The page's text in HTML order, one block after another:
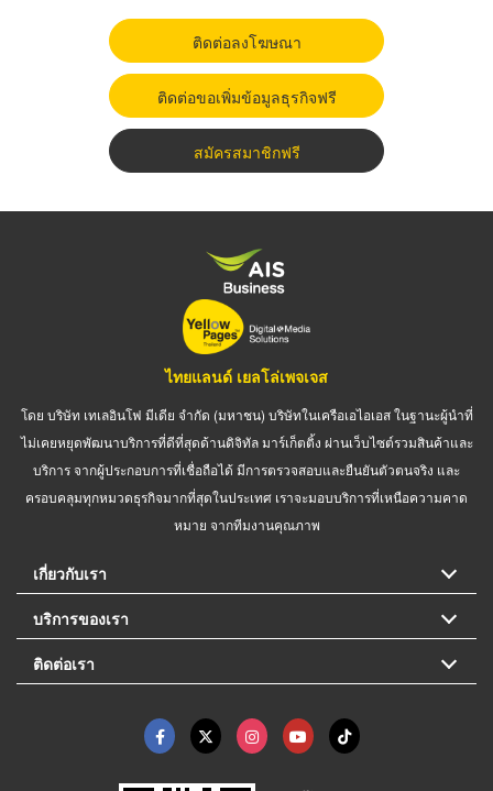
ติดต่อลงโฆษณา
ติดต่อขอเพิ่มข้อมูลธุรกิจฟรี
สมัครสมาชิกฟรี
ไทยแลนด์ เยลโล่เพจเจส
โดย บริษัท เทเลอินโฟ มีเดีย จำกัด (มหาชน) บริษัทในเครือเอไอเอส ในฐานะผู้นำที่
ไม่เคยหยุดพัฒนาบริการที่ดีที่สุดด้านดิจิทัล มาร์เก็ตติ้ง ผ่านเว็บไซต์รวมสินค้าและ
บริการ จากผู้ประกอบการที่เชื่อถือได้ มีการตรวจสอบและยืนยันตัวตนจริง และ
ครอบคลุมทุกหมวดธุรกิจมากที่สุดในประเทศ เราจะมอบบริการที่เหนือความคาด
หมาย จากทีมงานคุณภาพ
เกี่ยวกับเรา
บริการของเรา
ติดต่อเรา